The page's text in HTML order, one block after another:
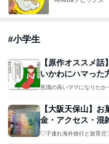
#小学生
【原作オススメ
いかわにハマった
意識の高いママになりたか
【大阪天保山】
金・アクセス・混
♡子連れ海外旅行と旅育